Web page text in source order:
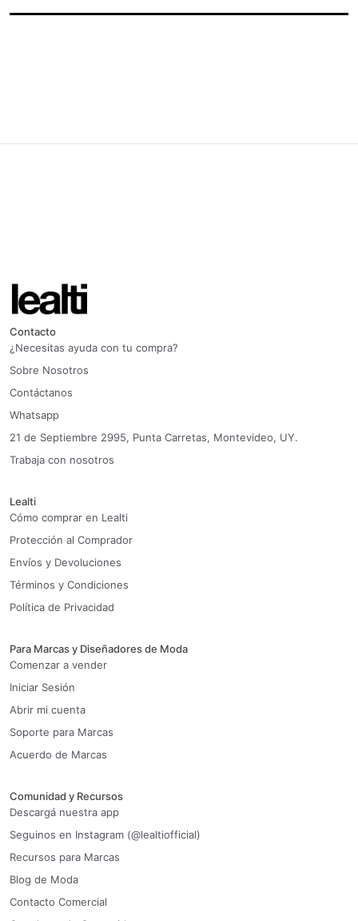
Contacto
¿Necesitas ayuda con tu compra?
Sobre Nosotros
Contáctanos
Whatsapp
21 de Septiembre 2995, Punta Carretas, Montevideo, UY.
Trabaja con nosotros
Lealti
Cómo comprar en Lealti
Protección al Comprador
Envíos y Devoluciones
Términos y Condiciones
Política de Privacidad
Para Marcas y Diseñadores de Moda
Comenzar a vender
Iniciar Sesión
Abrir mi cuenta
Soporte para Marcas
Acuerdo de Marcas
Comunidad y Recursos
Descargá nuestra app
Seguinos en Instagram (@lealtiofficial)
Recursos para Marcas
Blog de Moda
Contacto Comercial